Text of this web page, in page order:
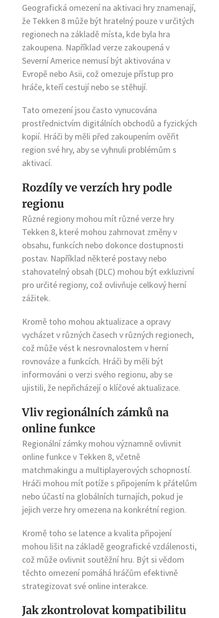
Geografická omezení na aktivaci hry znamenají,
že Tekken 8 může být hratelný pouze v určitých
regionech na základě místa, kde byla hra
zakoupena. Například verze zakoupená v
Severní Americe nemusí být aktivována v
Evropě nebo Asii, což omezuje přístup pro
hráče, kteří cestují nebo se stěhují.
Tato omezení jsou často vynucována
prostřednictvím digitálních obchodů a fyzických
kopií. Hráči by měli před zakoupením ověřit
region své hry, aby se vyhnuli problémům s
aktivací.
Rozdíly ve verzích hry podle
regionu
Různé regiony mohou mít různé verze hry
Tekken 8, které mohou zahrnovat změny v
obsahu, funkcích nebo dokonce dostupnosti
postav. Například některé postavy nebo
stahovatelný obsah (DLC) mohou být exkluzivní
pro určité regiony, což ovlivňuje celkový herní
zážitek.
Kromě toho mohou aktualizace a opravy
vycházet v různých časech v různých regionech,
což může vést k nesrovnalostem v herní
rovnováze a funkcích. Hráči by měli být
informováni o verzi svého regionu, aby se
ujistili, že nepřicházejí o klíčové aktualizace.
Vliv regionálních zámků na
online funkce
Regionální zámky mohou významně ovlivnit
online funkce v Tekken 8, včetně
matchmakingu a multiplayerových schopností.
Hráči mohou mít potíže s připojením k přátelům
nebo účastí na globálních turnajích, pokud je
jejich verze hry omezena na konkrétní region.
Kromě toho se latence a kvalita připojení
mohou lišit na základě geografické vzdálenosti,
což může ovlivnit soutěžní hru. Být si vědom
těchto omezení pomáhá hráčům efektivně
strategizovat své online interakce.
Jak zkontrolovat kompatibilitu